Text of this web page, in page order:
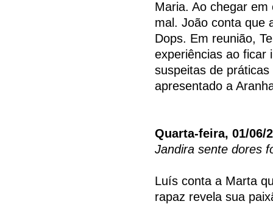
Maria. Ao chegar
mal. João conta que
Dops. Em reunião,
experiências ao ficar
suspeitas de
apresentado a
Quarta-feira, 01/06/
Jandira sente dores
Luís conta a Marta
rapaz revela sua